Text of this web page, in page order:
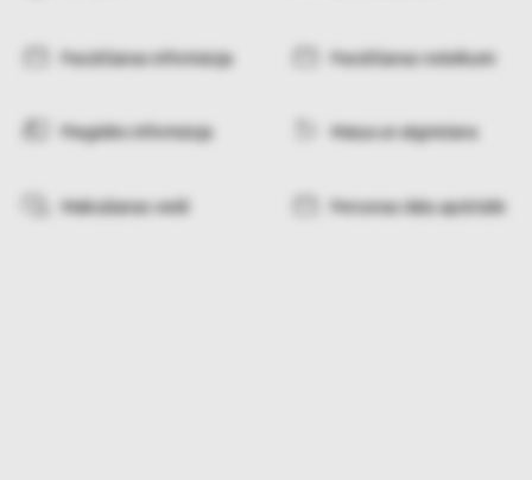
Pasūtīšanas informācija Pasūtīšanas noteikumi
Piegādes informācija Maiņa un atgriešana
Maksāšanas veidi Personas datu apstrāde